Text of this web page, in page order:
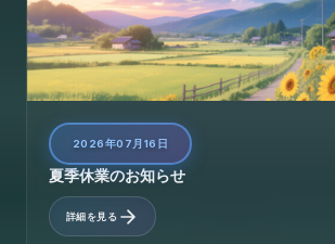
2026年07月16日
夏季休業のお知らせ
詳細を見る